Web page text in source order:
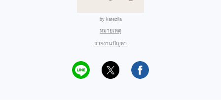
by katezila
หมายเหตุ
รายงานปัญหา